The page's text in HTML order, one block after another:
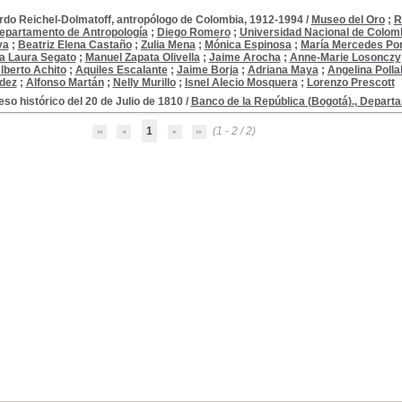
Reichel-Dolmatoff, antropólogo de Colombia, 1912-1994/ Museo del Oro;
de Antropología; Diego Romero; Universidad Nacional de
; Beatriz Elena Castaño; Zulia Mena; Mónica Espinosa; María Mercedes
Laura Segato; Manuel Zapata Olivella; Jaime Arocha; Anne-Marie Losonczy
Achito; Aquiles Escalante; Jaime Borja; Adriana Maya; Angelina
; Alfonso Martán; Nelly Murillo; Isnel Alecio Mosquera; Lorenzo Prescott
histórico del 20 de Julio de 1810/ Banco de la República (Bogotá).,
1 (1 - 2 / 2)
1819